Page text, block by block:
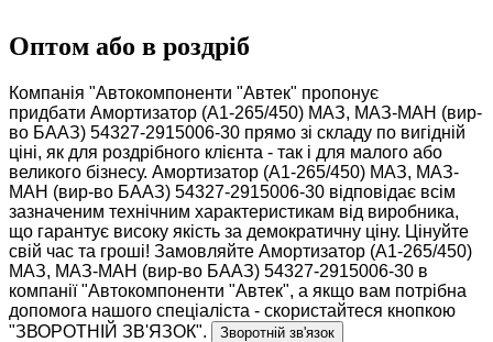
Оптом або в роздріб
Компанія "Автокомпоненти "Автек" пропонує
придбати Амортизатор (А1-265/450) МАЗ, МАЗ-МАН (вир-
во БААЗ) 54327-2915006-30 прямо зі складу по вигідній
ціні, як для роздрібного клієнта - так і для малого або
великого бізнесу. Амортизатор (А1-265/450) МАЗ, МАЗ-
МАН (вир-во БААЗ) 54327-2915006-30 відповідає всім
зазначеним технічним характеристикам від виробника,
що гарантує високу якість за демократичну ціну. Цінуйте
свій час та гроші! Замовляйте Амортизатор (А1-265/450)
МАЗ, МАЗ-МАН (вир-во БААЗ) 54327-2915006-30 в
компанії "Автокомпоненти "Автек", а якщо вам потрібна
допомога нашого спеціаліста - скористайтеся кнопкою
"ЗВОРОТНІЙ ЗВ'ЯЗОК".
Зворотній зв'язок